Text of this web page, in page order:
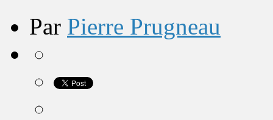
Par Pierre Prugneau